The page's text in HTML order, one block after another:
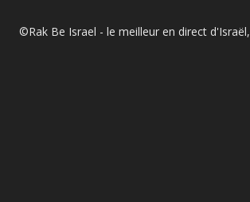
©Rak Be Israel - le meilleur en direct d'Israël,